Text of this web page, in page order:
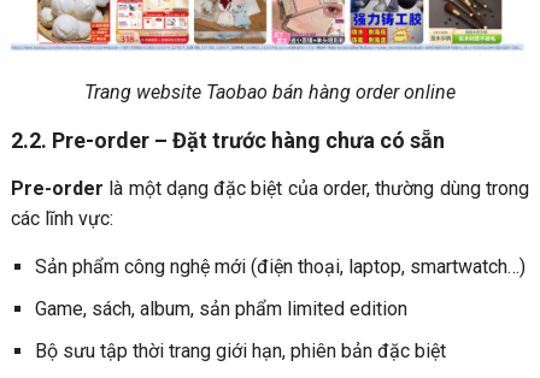
Trang website Taobao bán hàng order online
2.2. Pre-order – Đặt trước hàng chưa có sẵn
Pre-order là một dạng đặc biệt của order, thường dùng trong
các lĩnh vực:
Sản phẩm công nghệ mới (điện thoại, laptop, smartwatch…)
Game, sách, album, sản phẩm limited edition
Bộ sưu tập thời trang giới hạn, phiên bản đặc biệt